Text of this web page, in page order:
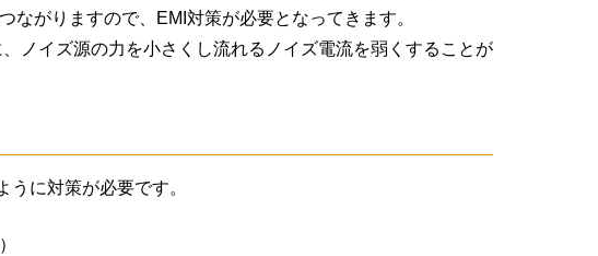
がりますので、EMI対策が必要となってきます。
ノイズ源の力を小さくし流れるノイズ電流を弱くすることが
に対策が必要です。